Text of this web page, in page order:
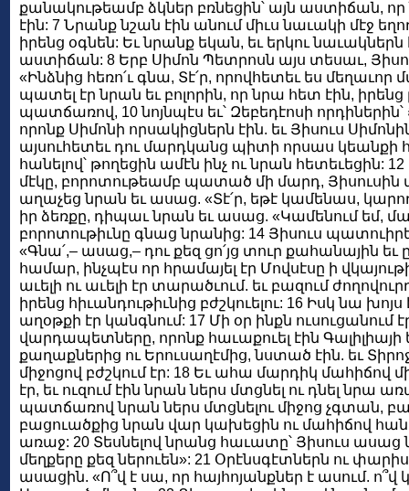
քանակութեամբ ձկներ բռնեցին՝ այն աստիճան,
էին: 7 Նրանք նշան էին անում միւս նաւակի մէջ
իրենց օգնեն: Եւ նրանք եկան, եւ երկու նաւակներն
աստիճան: 8 Երբ Սիմոն Պետրոսն այս տեսաւ,
«Ինձնից հեռո՛ւ գնա, Տէ՛ր, որովհետեւ ես
պատել էր նրան եւ բոլորին, որ նրա հետ էին,
պատճառով, 10 նոյնպէս եւ՝ Զեբեդէոսի
որոնք Սիմոնի որսակիցներն էին. եւ Յիսուս
այսուհետեւ դու մարդկանց պիտի որսաս կեանքի
հանելով՝ թողեցին ամէն ինչ ու նրան հետեւեցին:
մէկը, բորոտութեամբ պատած մի մարդ, Յիսուսին
աղաչեց նրան եւ ասաց. «Տէ՛ր, եթէ կամենաս,
իր ձեռքը, դիպաւ նրան եւ ասաց. «Կամենում եմ,
բորոտութիւնը գնաց նրանից: 14 Յիսուս
«Գնա՛,– ասաց,– դու քեզ ցո՛յց տուր քահանային եւ
համար, ինչպէս որ հրամայել էր Մովսէսը ի
աւելի ու աւելի էր տարածւում. եւ բազում
իրենց հիւանդութիւնից բժշկուելու: 16 Իսկ նա
աղօթքի էր կանգնում: 17 Մի օր ինքն ուսուցանում
վարդապետները, որոնք հաւաքուել էին Գալիլիայի
քաղաքներից ու Երուսաղէմից, նստած էին. եւ
միջոցով բժշկում էր: 18 Եւ ահա մարդիկ մահիճով
էր, եւ ուզում էին նրան ներս մտցնել ու դնել նրա
պատճառով նրան ներս մտցնելու միջոց չգտան,
բացուածքից նրան վար կախեցին ու մահիճով
առաջ: 20 Տեսնելով նրանց հաւատը՝ Յիսուս ասաց
մեղքերը քեզ ներուեն»: 21 Օրէնսգէտներն ու
ասացին. «Ո՞վ է սա, որ հայհոյանքներ է ասում. ո՞վ